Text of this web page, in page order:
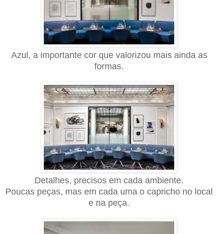
Azul, a importante cor que valorizou mais ainda as
formas.
Detalhes, precisos em cada ambiente.
Poucas peças, mas em cada uma o capricho no local
e na peça.